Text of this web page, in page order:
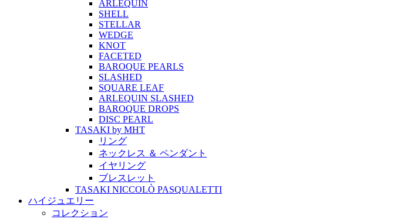
ARLEQUIN
SHELL
STELLAR
WEDGE
KNOT
FACETED
BAROQUE PEARLS
SLASHED
SQUARE LEAF
ARLEQUIN SLASHED
BAROQUE DROPS
DISC PEARL
TASAKI by MHT
リング
ネックレス ＆ ペンダント
イヤリング
ブレスレット
TASAKI NICCOLÒ PASQUALETTI
ハイジュエリー
コレクション